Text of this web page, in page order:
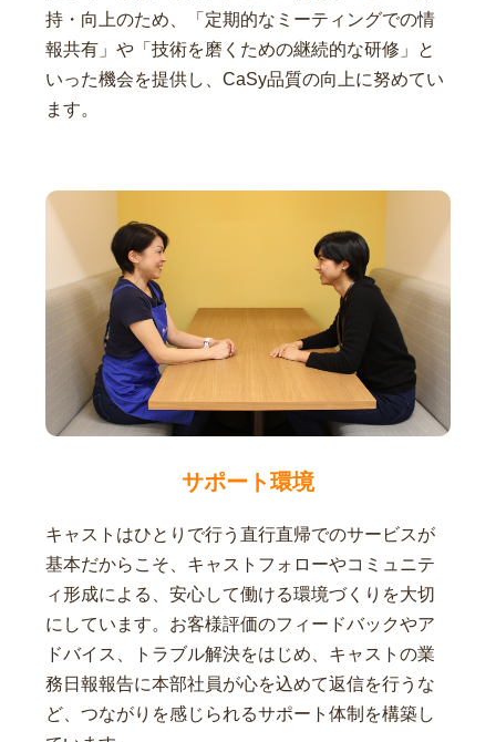
持・向上のため、「定期的なミーティングでの情
報共有」や「技術を磨くための継続的な研修」と
いった機会を提供し、CaSy品質の向上に努めてい
ます。
サポート環境
キャストはひとりで行う直行直帰でのサービスが
基本だからこそ、キャストフォローやコミュニテ
ィ形成による、安心して働ける環境づくりを大切
にしています。お客様評価のフィードバックやア
ドバイス、トラブル解決をはじめ、キャストの業
務日報報告に本部社員が心を込めて返信を行うな
ど、つながりを感じられるサポート体制を構築し